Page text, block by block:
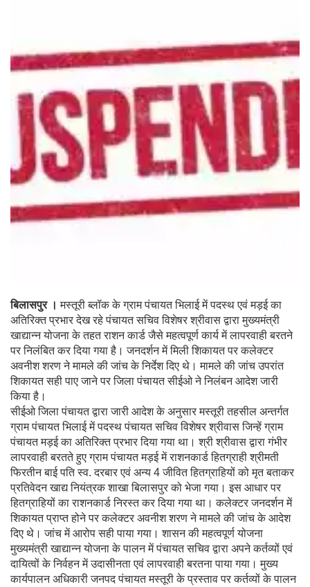
बिलासपुर । मस्तूरी ब्लॉक के ग्राम पंचायत भिलाई में पदस्थ एवं मड़ई का
अतिरिक्त प्रभार देख रहे पंचायत सचिव विशेषर श्रीवास द्वारा मुख्यमंत्री
खाद्यान्न योजना के तहत राशन कार्ड जैसे महत्वपूर्ण कार्य में लापरवाही बरतने
पर निलंबित कर दिया गया है। जनदर्शन में मिली शिकायत पर कलेक्टर
अवनीश शरण ने मामले की जांच के निर्देश दिए थे। मामले की जांच उपरांत
शिकायत सही पाए जाने पर जिला पंचायत सीईओ ने निलंबन आदेश जारी
किया है।
सीईओ जिला पंचायत द्वारा जारी आदेश के अनुसार मस्तूरी तहसील अन्तर्गत
ग्राम पंचायत भिलाई में पदस्थ पंचायत सचिव विशेषर श्रीवास जिन्हें ग्राम
पंचायत मड़ई का अतिरिक्त प्रभार दिया गया था। श्री श्रीवास द्वारा गंभीर
लापरवाही बरतते हुए ग्राम पंचायत मड़ई में राशनकार्ड हितग्राही श्रीमती
फिरतीन बाई पति स्व. दरबार एवं अन्य 4 जीवित हितग्राहियों को मृत बताकर
प्रतिवेदन खाद्य नियंत्रक शाखा बिलासपुर को भेजा गया। इस आधार पर
हितग्राहियों का राशनकार्ड निरस्त कर दिया गया था। कलेक्टर जनदर्शन में
शिकायत प्राप्त होने पर कलेक्टर अवनीश शरण ने मामले की जांच के आदेश
दिए थे। जांच में आरोप सही पाया गया। शासन की महत्वपूर्ण योजना
मुख्यमंत्री खाद्यान्न योजना के पालन में पंचायत सचिव द्वारा अपने कर्तव्यों एवं
दायित्वों के निर्वहन में उदासीनता एवं लापरवाही बरतना पाया गया। मुख्य
कार्यपालन अधिकारी जनपद पंचायत मस्तूरी के प्रस्ताव पर कर्तव्यों के पालन